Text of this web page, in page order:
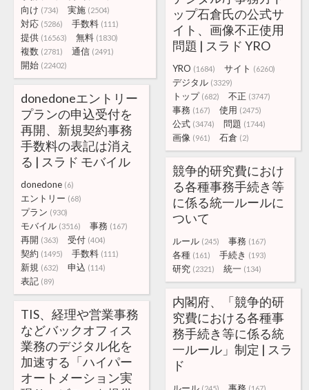
向け (734) 実施 (2504)
対応 (5286) 手数料 (111)
提供 (16563) 無料 (1830)
複数 (2781) 通信 (2491)
開始 (22402)
ップ石倉氏の公式サ
イト、画像不正使用
問題 | スラド YRO
YRO (1684) サイト (6260)
デジタル (3329)
トップ (682) 不正 (3747)
事務 (167) 使用 (2475)
公式 (3474) 問題 (1744)
画像 (961) 石倉 (2)
donedoneエントリー
プランの申込受付を
再開、新規契約事務
手数料の表記は消え
る | スラド モバイル
donedone (6)
エントリー (68)
プラン (930)
モバイル (3516) 事務 (167)
再開 (363) 受付 (404)
契約 (1495) 手数料 (111)
新規 (632) 申込 (114)
表記 (89)
競争的研究費におけ
る各種事務手続き等
に係る統一ルールに
ついて
ルール (245) 事務 (167)
各種 (161) 手続き (193)
研究 (2321) 統一 (134)
内閣府、「競争的研
究費における各種事
務手続き等に係る統
一ルール」制定 | スラ
ド
TIS、経理や営業事務
などバックオフィス
業務のデジタル化を
加速する「ハイパー
オートメーション実